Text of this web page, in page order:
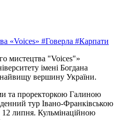
«Voices» #Говерла #Карпати
мистецтва "Voices"»
імені Богдана
вершину України.
та проректоркою Галиною
тур Івано-Франківською
липня. Кульмінаційною